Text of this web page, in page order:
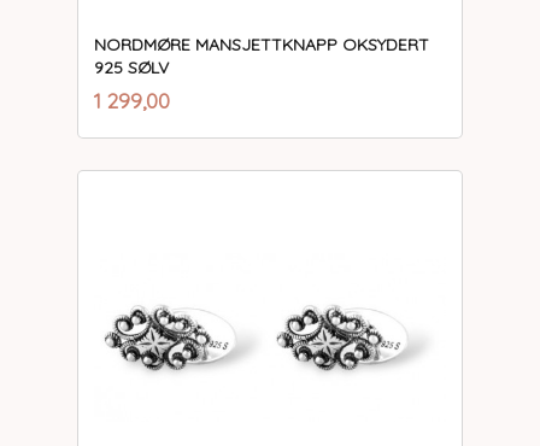
NORDMØRE MANSJETTKNAPP OKSYDERT
925 SØLV
Pris
1 299,00mva.